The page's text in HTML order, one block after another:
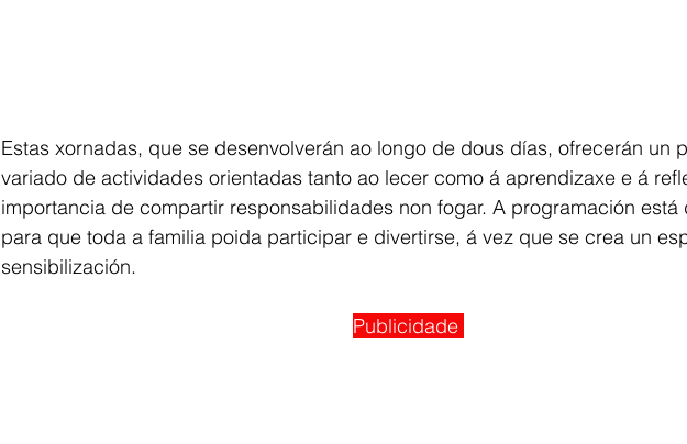
Estas xornadas, que se desenvolverán ao longo de dous días, ofrecerán un
variado de actividades orientadas tanto ao lecer como á aprendizaxe e á
importancia de compartir responsabilidades non fogar. A programación está
para que toda a familia poida participar e divertirse, á vez que se crea un
sensibilización.
Publicidade